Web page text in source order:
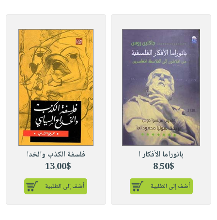
بانوراما الأفكار ا
8.50$
أضف إلى الطلبية
فلسفة الكذب والخدا
13.00$
أضف إلى الطلبية